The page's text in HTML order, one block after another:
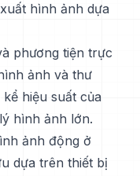
hình ảnh dựa
phương tiện trực
ảnh và thư
hiệu suất của
hình ảnh lớn.
ảnh động ở
dựa trên thiết bị